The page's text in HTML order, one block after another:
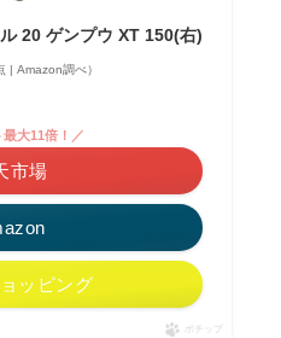
20 ゲンプウ XT 150(右)
| Amazon調べ）
最大11倍！／
市場
ッピング
ポチップ